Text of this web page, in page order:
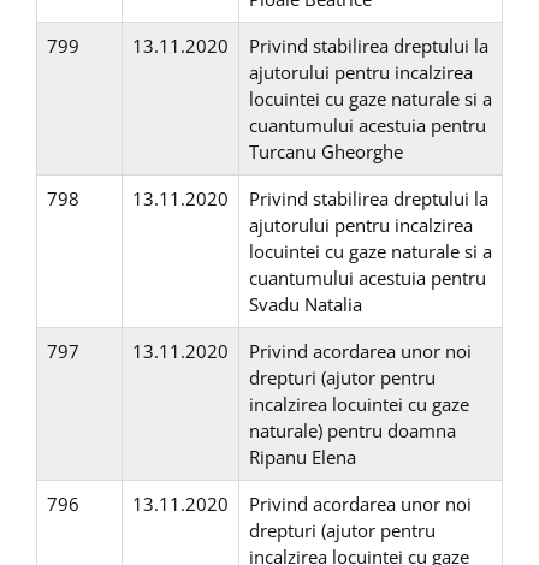
799
13.11.2020
Privind stabilirea dreptului la
ajutorului pentru incalzirea
locuintei cu gaze naturale si a
cuantumului acestuia pentru
Turcanu Gheorghe
798
13.11.2020
Privind stabilirea dreptului la
ajutorului pentru incalzirea
locuintei cu gaze naturale si a
cuantumului acestuia pentru
Svadu Natalia
797
13.11.2020
Privind acordarea unor noi
drepturi (ajutor pentru
incalzirea locuintei cu gaze
naturale) pentru doamna
Ripanu Elena
796
13.11.2020
Privind acordarea unor noi
drepturi (ajutor pentru
incalzirea locuintei cu gaze